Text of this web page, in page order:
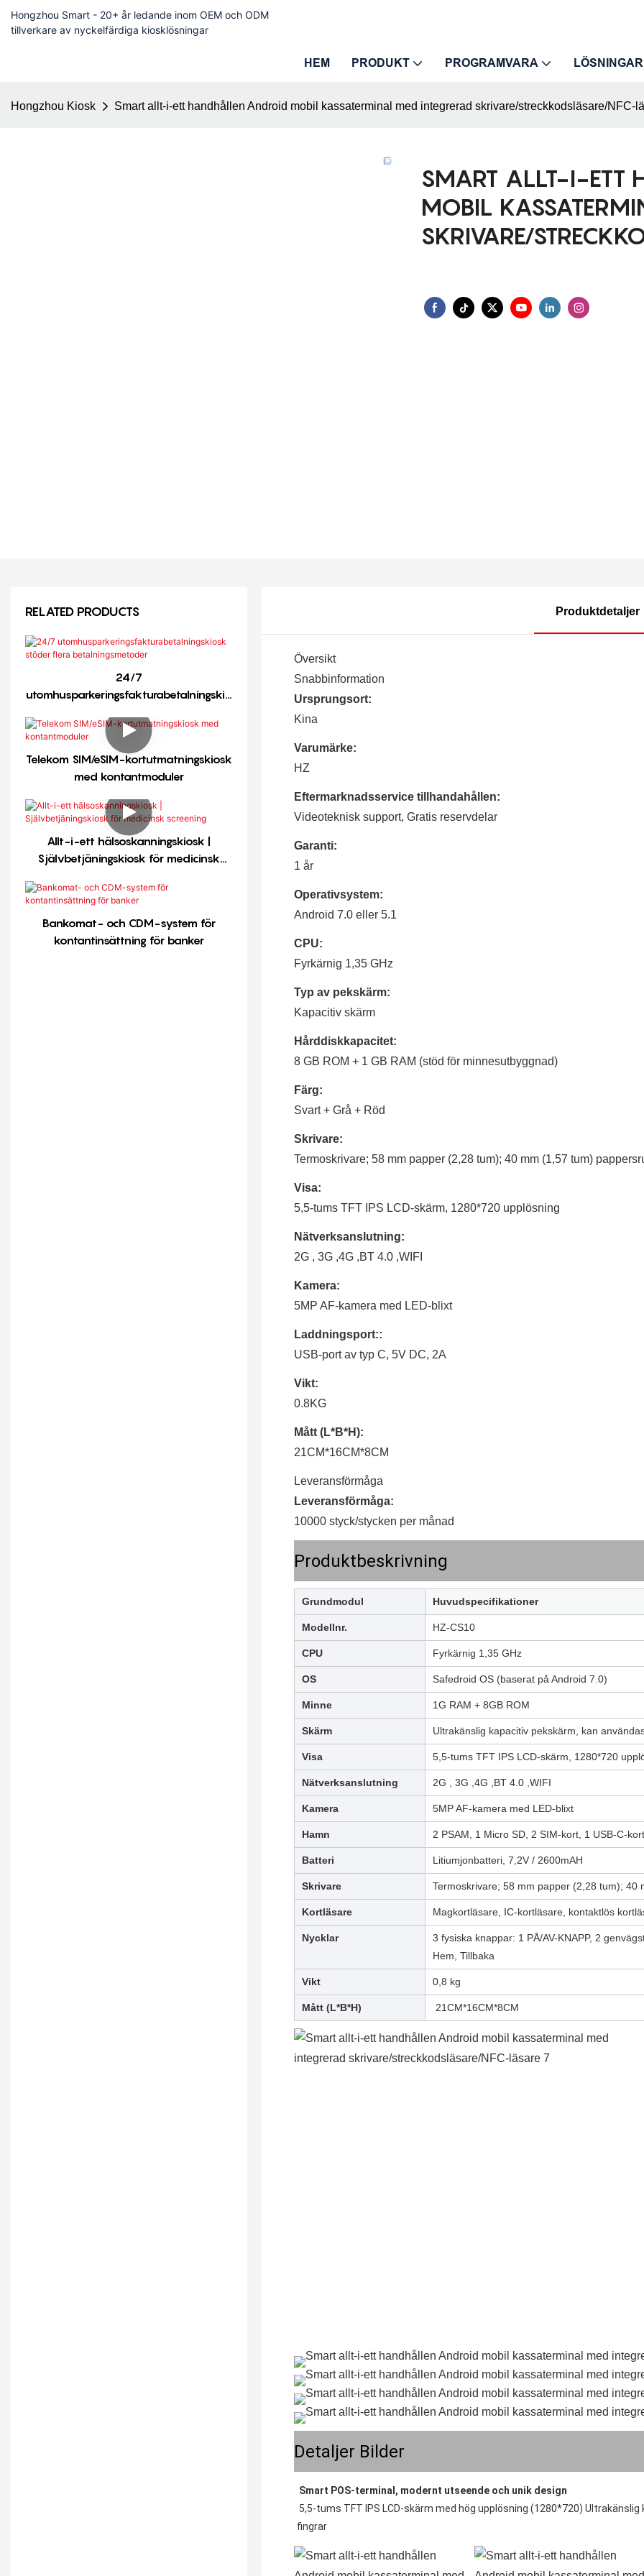
Hongzhou Smart - 20+ år ledande inom OEM och ODM
tillverkare av nyckelfärdiga kiosklösningar
HEM PRODUKT PROGRAMVARA LÖSNINGAR
Hongzhou Kiosk Smart allt-i-ett handhållen Android mobil kassaterminal med integrerad skrivare/streckkodsläsare/NFC-
SMART ALLT-I-ETT
MOBIL
SKRIVARE/
Produktdetaljer
Översikt
Snabbinformation
Ursprungsort:
Kina
Varumärke:
HZ
Eftermarknadsservice tillhandahållen:
Videoteknisk support, Gratis reservdelar
Garanti:
1 år
Operativsystem:
Android 7.0 eller 5.1
CPU:
Fyrkärnig 1,35 GHz
Typ av pekskärm:
Kapacitiv skärm
Hårddiskkapacitet:
8 GB ROM + 1 GB RAM (stöd för minnesutbyggnad)
Färg:
Svart + Grå + Röd
Skrivare:
Termoskrivare; 58 mm papper (2,28 tum); 40 mm (1,57 tum)
Visa:
5,5-tums TFT IPS LCD-skärm, 1280*720 upplösning
Nätverksanslutning:
2G , 3G ,4G ,BT 4.0 ,WIFI
Kamera:
5MP AF-kamera med LED-blixt
Laddningsport::
USB-port av typ C, 5V DC, 2A
Vikt:
0.8KG
Mått (L*B*H):
21CM*16CM*8CM
Leveransförmåga
Leveransförmåga:
10000 styck/stycken per månad
Produktbeskrivning
Grundmodul Huvudspecifikationer
Modellnr. HZ-CS10
CPU Fyrkärnig 1,35 GHz
OS Safedroid OS (baserat på Android 7.0)
Minne 1G RAM + 8GB ROM
Skärm Ultrakänslig kapacitiv pekskärm, kan
Visa 5,5-tums TFT IPS LCD-skärm, 1280*720
Nätverksanslutning 2G , 3G ,4G ,BT 4.0 ,WIFI
Kamera 5MP AF-kamera med LED-blixt
Hamn 2 PSAM, 1 Micro SD, 2 SIM-kort, 1 USB-C-kort
Batteri Litiumjonbatteri, 7,2V / 2600mAH
Skrivare Termoskrivare; 58 mm papper (2,28 tum); 40
Kortläsare Magkortläsare, IC-kortläsare, kontaktlös
Nycklar
3 fysiska knappar: 1 PÅ/AV-KNAPP, 2
Hem, Tillbaka
Vikt 0,8 kg
Mått (L*B*H) 21CM*16CM*8CM
Detaljer Bilder
Smart POS-terminal, modernt utseende och unik design
5,5-tums TFT IPS LCD-skärm med hög upplösning (1280*720)
fingrar
RELATED PRODUCTS
24/7
utomhusparkeringsfakturabetalningskio
Telekom SIM/eSIM-kortutmatningskiosk
med kontantmoduler
Allt-i-ett hälsoskanningskiosk |
Självbetjäningskiosk för medicinsk
Bankomat- och CDM-system för
kontantinsättning för banker